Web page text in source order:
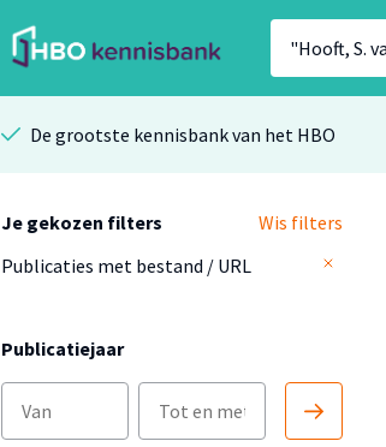
De grootste kennisbank van het HBO
Je gekozen filters
Wis filters
Publicaties met bestand / URL
Publicatiejaar